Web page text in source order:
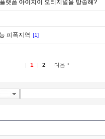
랫폼 아이치이 오리지널을 방송해?
피폭지역 [1]
1 2 다음